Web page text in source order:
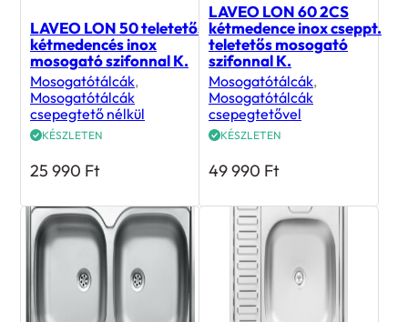
LAVEO LON 50 teletetős
kétmedencés inox
mosogató szifonnal K.
Mosogatótálcák,
Mosogatótálcák
csepegtető nélkül
KÉSZLETEN
25 990 Ft
LAVEO LON 60 2CS
kétmedence inox cseppt.
teletetős mosogató
szifonnal K.
Mosogatótálcák,
Mosogatótálcák
csepegtetővel
KÉSZLETEN
49 990 Ft